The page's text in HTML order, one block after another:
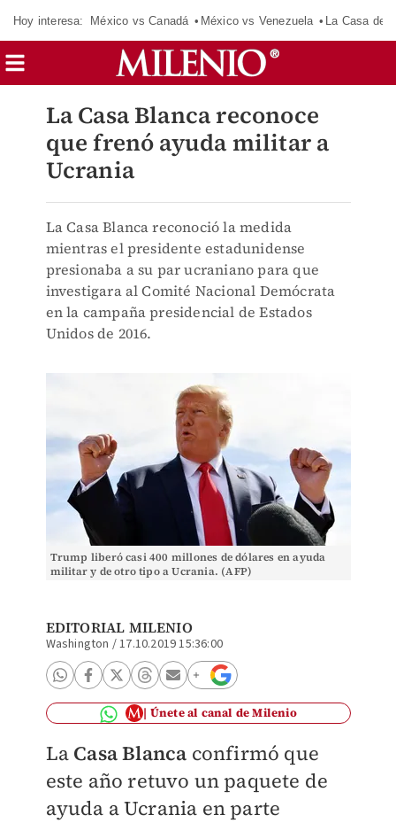
Hoy interesa: México vs Canadá México vs Venezuela La Casa de
La Casa Blanca reconoce
que frenó ayuda militar a
Ucrania
La Casa Blanca reconoció la medida
mientras el presidente estadunidense
presionaba a su par ucraniano para que
investigara al Comité Nacional Demócrata
en la campaña presidencial de Estados
Unidos de 2016.
Trump liberó casi 400 millones de dólares en ayuda
militar y de otro tipo a Ucrania. (AFP)
EDITORIAL MILENIO
Washington /17.10.2019 15:36:00
Únete al canal de Milenio
La Casa Blanca confirmó que
este año retuvo un paquete de
ayuda a Ucrania en parte